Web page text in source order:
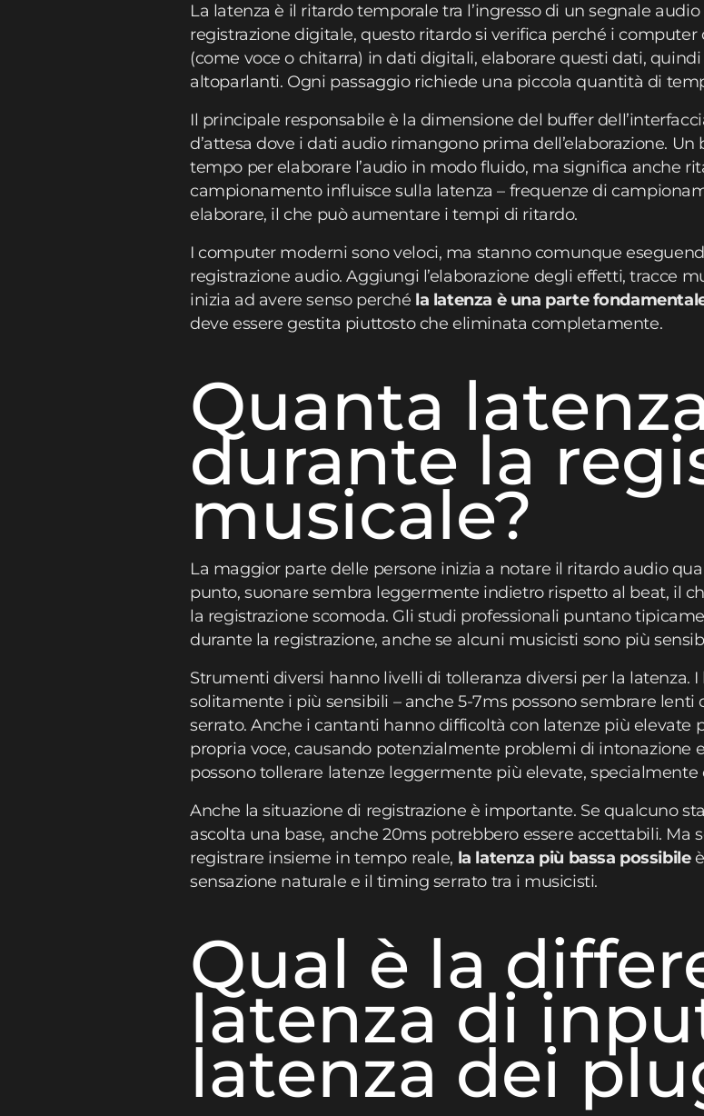
La latenza è il ritardo temporale tra l’ingresso di un segnale
registrazione digitale, questo ritardo si verifica perché i
(come voce o chitarra) in dati digitali, elaborare questi dati,
altoparlanti. Ogni passaggio richiede una piccola quantità di
Il principale responsabile è la dimensione del buffer
d’attesa dove i dati audio rimangono prima dell’elaborazione.
tempo per elaborare l’audio in modo fluido, ma significa anche
campionamento influisce sulla latenza – frequenze di
elaborare, il che può aumentare i tempi di ritardo.
I computer moderni sono veloci, ma stanno comunque
registrazione audio. Aggiungi l’elaborazione degli effetti, tracce
inizia ad avere senso perché la latenza è una parte
deve essere gestita piuttosto che eliminata completamente.
Quanta
durante la
musicale?
La maggior parte delle persone inizia a notare il ritardo audio
punto, suonare sembra leggermente indietro rispetto al beat, il
la registrazione scomoda. Gli studi professionali puntano
durante la registrazione, anche se alcuni musicisti sono più
Strumenti diversi hanno livelli di tolleranza diversi per la latenza.
solitamente i più sensibili – anche 5-7ms possono sembrare lenti
serrato. Anche i cantanti hanno difficoltà con latenze più elevate
propria voce, causando potenzialmente problemi di intonazione
possono tollerare latenze leggermente più elevate,
Anche la situazione di registrazione è importante. Se qualcuno
ascolta una base, anche 20ms potrebbero essere accettabili. Ma
registrare insieme in tempo reale, la latenza più bassa possibileè
sensazione naturale e il timing serrato tra i musicisti.
Qual è la
latenza di
latenza dei